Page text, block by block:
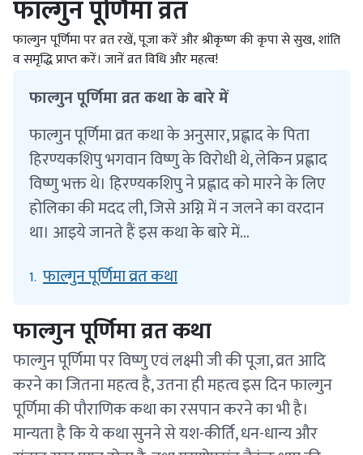
फाल्गुन पूर्णिमा व्रत
फाल्गुन पूर्णिमा पर व्रत रखें, पूजा करें और श्रीकृष्ण की कृपा से सुख, शांति
व समृद्धि प्राप्त करें। जानें व्रत विधि और महत्व!
फाल्गुन पूर्णिमा व्रत कथा के बारे में
फाल्गुन पूर्णिमा व्रत कथा के अनुसार, प्रह्लाद के पिता
हिरण्यकशिपु भगवान विष्णु के विरोधी थे, लेकिन प्रह्लाद
विष्णु भक्त थे। हिरण्यकशिपु ने प्रह्लाद को मारने के लिए
होलिका की मदद ली, जिसे अग्नि में न जलने का वरदान
था। आइये जानते हैं इस कथा के बारे में...
1. फाल्गुन पूर्णिमा व्रत कथा
फाल्गुन पूर्णिमा व्रत कथा
फाल्गुन पूर्णिमा पर विष्णु एवं लक्ष्मी जी की पूजा, व्रत आदि
करने का जितना महत्व है, उतना ही महत्व इस दिन फाल्गुन
पूर्णिमा की पौराणिक कथा का रसपान करने का भी है।
मान्यता है कि ये कथा सुनने से यश-कीर्ति, धन-धान्य और